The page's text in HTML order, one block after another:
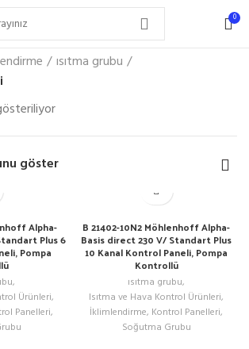
0
ısıtma grubu
göster
Alpha-
Plus 6
Pompa
,
Ürünleri,
Panelleri,
B 21402-10N2 Möhlenhoff Alpha-
Basis direct 230 V/ Standart Plus
10 Kanal Kontrol Paneli, Pompa
Kontrollü
ısıtma grubu,
Isıtma ve Hava Kontrol Ürünleri,
İklimlendirme, Kontrol Panelleri,
Soğutma Grubu